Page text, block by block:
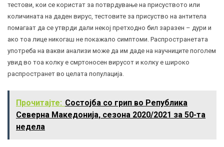
тестови, кои се користат за потврдување на присуството или
количината на даден вирус, тестовите за присуство на антитела
помагаат да се утврди дали некој претходно бил заразен – дури и
ако тоа лице никогаш не покажало симптоми. Распространетата
употреба на вакви анализи може да им даде на научниците поголем
увид во тоа колку е смртоносен вирусот и колку е широко
распространет во целата популација.
Прочитајте: Состојба со грип во Република
Северна Македонија, сезона 2020/2021 за 50-та
недела